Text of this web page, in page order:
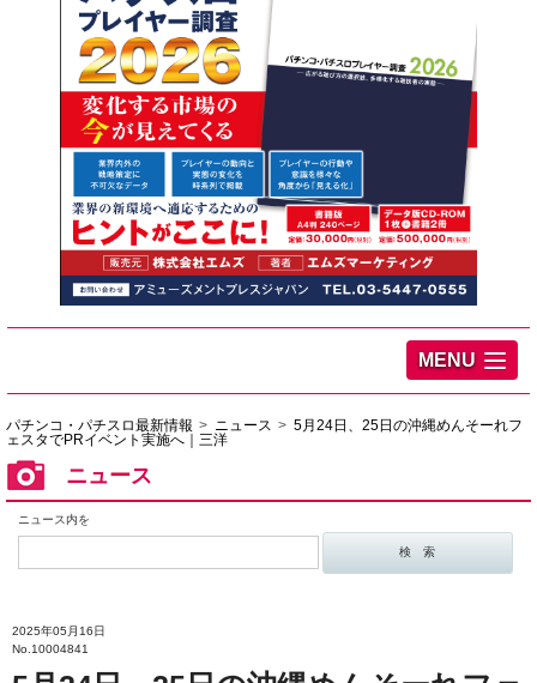
MENU
パチンコ・パチスロ最新情報 ニュース
5月24日、25日の沖縄めんそーれフ
ェスタでPRイベント実施へ｜三洋
ニュース
ニュース内を
2025年05月16日
No.10004841